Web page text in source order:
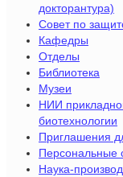
докторантура)
Совет по
Кафедры
Отделы
Библиотека
Музеи
НИИ
биотехнологии
Приглашения
Персональные
Наука-